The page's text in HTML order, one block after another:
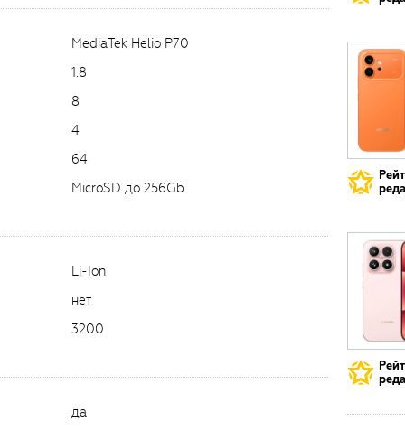
MediaTek Helio P70
1.8
8
4
64
MicroSD до 256Gb
Li-Ion
нет
3200
да